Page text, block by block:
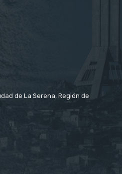
de La Serena, Región de